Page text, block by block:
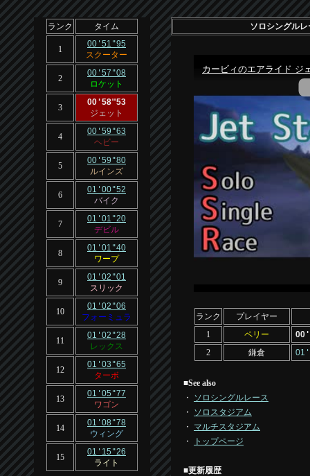
ランク タイム
1
00 ' 51 "95
スクーター
2
00 ' 57 "08
ロケット
3
00'58"53
ジェット
4
00 ' 59 "63
ヘビー
5
00 ' 59 "80
ルインズ
6
01 ' 00"52
バイク
7
01 ' 01 "20
デビル
8
01 ' 01 "40
ワープ
9
01 ' 02 "01
スリック
10
01 ' 02 "06
フォーミュラ
11
01 ' 02 "28
レックス
12
01 ' 03 "65
ターボ
13
01 ' 05 "77
ワゴン
14
01 ' 08"78
ウィング
15
01 ' 15 "26
ライト
ソロシングル
ランク
プレイヤー
1
ペリー 00'
2
鎌倉 01 '
■See also
・ ソロシングルレース
・ ソロスタジアム
・ マルチスタジアム
・
トップページ
■更新履歴